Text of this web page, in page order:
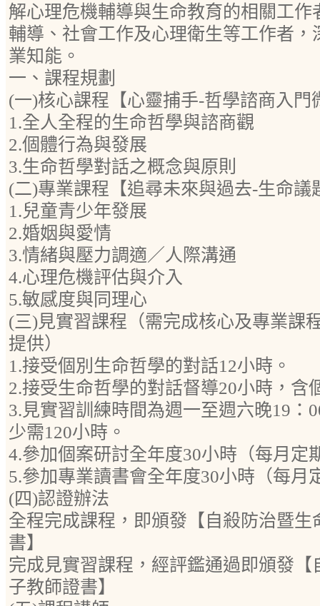
解心理危機輔導與生命教育的相關工
輔導、社會工作及心理衛生等工作者
業知能。
一、課程規劃
(一)核心課程【心靈捕手-哲學諮商入門
1.全人全程的生命哲學與諮商觀
2.個體行為與發展
3.生命哲學對話之概念與原則
(二)專業課程【追尋未來與過去-生命議
1.兒童青少年發展
2.婚姻與愛情
3.情緒與壓力調適／人際溝通
4.心理危機評估與介入
5.敏感度與同理心
(三)見實習課程（需完成核心及專業課
提供）
1.接受個別生命哲學的對話12小時。
2.接受生命哲學的對話督導20小時，含
3.見實習訓練時間為週一至週六晚19：
少需120小時。
4.參加個案研討全年度30小時（每月定
5.參加專業讀書會全年度30小時（每月
(四)認證辦法
全程完成課程，即頒發【自殺防治暨
書】
完成見實習課程，經評鑑通過即頒發
子教師證書】